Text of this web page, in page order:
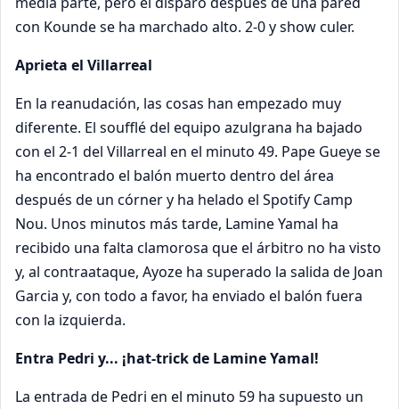
con Kounde se ha marchado alto. 2-0 y show culer.
Aprieta el Villarreal
En la reanudación, las cosas han empezado muy
diferente. El soufflé del equipo azulgrana ha bajado
con el 2-1 del Villarreal en el minuto 49. Pape Gueye se
ha encontrado el balón muerto dentro del área
después de un córner y ha helado el Spotify Camp
Nou. Unos minutos más tarde, Lamine Yamal ha
recibido una falta clamorosa que el árbitro no ha visto
y, al contraataque, Ayoze ha superado la salida de Joan
Garcia y, con todo a favor, ha enviado el balón fuera
con la izquierda.
Entra Pedri y... ¡hat-trick de Lamine Yamal!
La entrada de Pedri en el minuto 59 ha supuesto un